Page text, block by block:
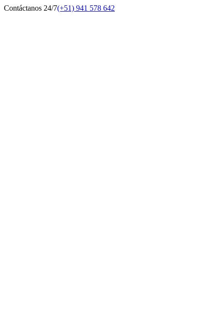
Contáctanos 24/7(+51) 941 578 642